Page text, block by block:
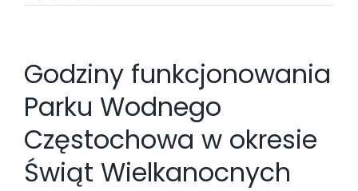
obiektu
3.05.2026r.
Godziny funkcjonowania
Parku Wodnego
Częstochowa w okresie
Świąt Wielkanocnych